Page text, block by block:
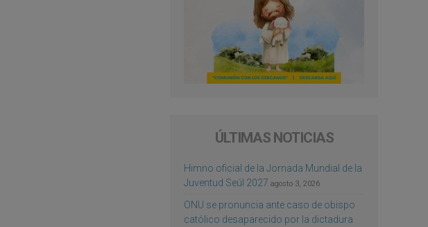
ÚLTIMAS NOTICIAS
Himno oficial de la Jornada Mundial de la
Juventud Seúl 2027 agosto 3, 2026
ONU se pronuncia ante caso de obispo
católico desaparecido por la dictadura